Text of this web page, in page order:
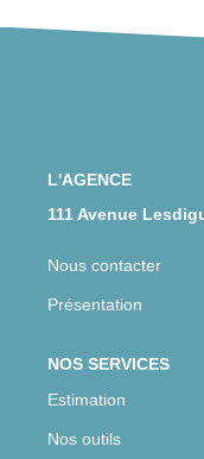
L'AGENCE
111 Avenue
Nous contacter
Présentation
NOS SERVICES
Estimation
Nos outils